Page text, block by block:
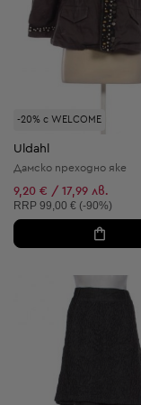
-20% с WELCOME
Uldahl
Дамско преходно яке
9,20 € / 17,99 лв.
Препоръчителна цена:
RRP 99,00 € (-90%)